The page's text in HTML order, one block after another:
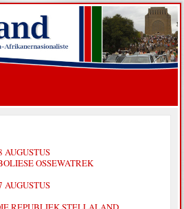
AUGUSTUS
OSSEWATREK
AUGUSTUS